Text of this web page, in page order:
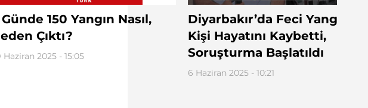
150 Yangın Nasıl,
Çıktı?
Haziran 2025 - 15:05
Diyarbakır’da Feci Yangın: 4
Kişi Hayatını Kaybetti,
Soruşturma Başlatıldı
6 Haziran 2025 - 10:21